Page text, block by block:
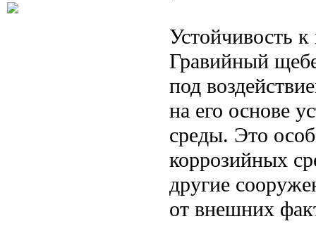
Устойчивость
Гравийный
под
на его основе
среды. Это
коррозийных
другие
от внешних